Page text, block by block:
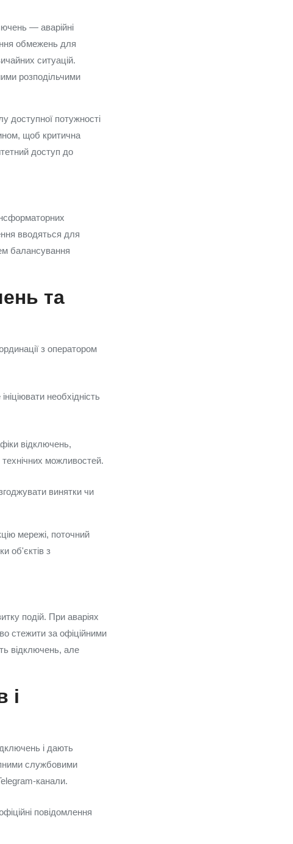
— аварійні
обмежень для
ситуацій.
розподільчими
доступної потужності
щоб критична
доступ до
вводяться для
балансування
та
з оператором
необхідність
відключень,
можливостей.
винятки чи
мережі, поточний
об'єктів з
подій. При аваріях
стежити за офіційними
відключень, але
і
і дають
службовими
повідомлення